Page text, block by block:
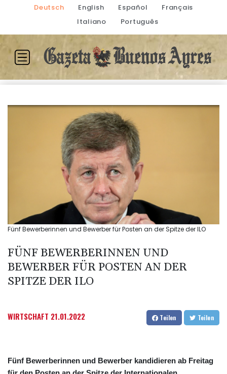
Deutsch English Español
Français
Italiano
Português
Fünf Bewerberinnen und Bewerber für Posten an der Spitze der ILO
FÜNF BEWERBERINNEN UND
BEWERBER FÜR POSTEN AN DER
SPITZE DER ILO
WIRTSCHAFT 21.01.2022 Teilen Teilen
Fünf Bewerberinnen und Bewerber kandidieren ab Freitag